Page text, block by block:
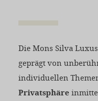
Die Mons Silva
geprägt von
individuellen
Privatsphäre